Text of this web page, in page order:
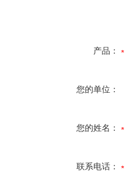
产品：
您的单位：
您的姓名：
联系电话：